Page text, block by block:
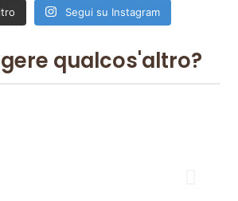
Segui su Instagram
qualcos'altro?